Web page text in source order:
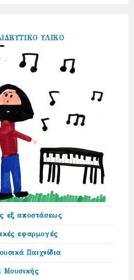
ΥΛΙΚΟ
εξ αποστάσεως
εφαρμογές
Παιχνίδια
Μουσικής